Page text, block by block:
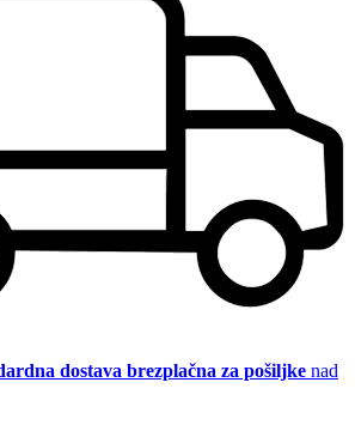
dostava brezplačna za pošiljke nad